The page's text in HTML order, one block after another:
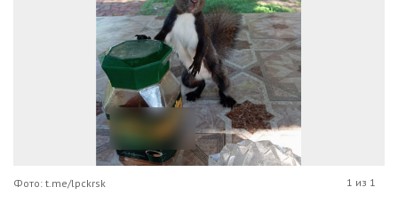
Фото: t.me/lpckrsk 1 из 1